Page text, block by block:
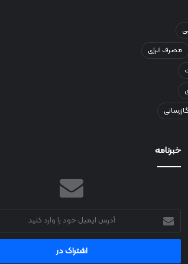
مصرف انرژی
گازرسانی
خبرنامه
آدرس
ایمیل
خود